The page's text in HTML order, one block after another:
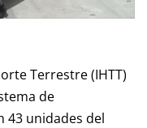
Terrestre (IHTT)
de
43 unidades del